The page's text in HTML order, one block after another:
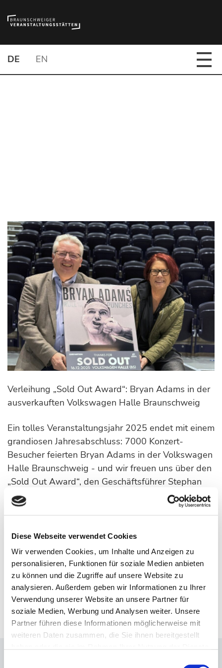
Diese Webseite verwendet Cookies
Wir verwenden Cookies, um Inhalte und Anzeigen zu
personalisieren, Funktionen für soziale Medien anbieten
zu können und die Zugriffe auf unsere Website zu
analysieren. Außerdem geben wir Informationen zu Ihrer
Verwendung unserer Website an unsere Partner für
soziale Medien, Werbung und Analysen weiter. Unsere
Partner führen diese Informationen möglicherweise mit
weiteren Daten zusammen, die Sie ihnen bereitgestellt
DE EN
Verleihung „Sold Out Award“: Bryan Adams in der
ausverkauften Volkswagen Halle Braunschweig
Ein tolles Veranstaltungsjahr 2025 endet mit einem
grandiosen Jahresabschluss: 7000 Konzert-
Besucher feierten Bryan Adams in der Volkswagen
Halle Braunschweig - und wir freuen uns über den
„Sold Out Award“, den Geschäftsführer Stephan
Lemke und Ina Brandes, verantwortliche
Projektmanagerin, vom örtlichen Veranstalter
ZURÜCK